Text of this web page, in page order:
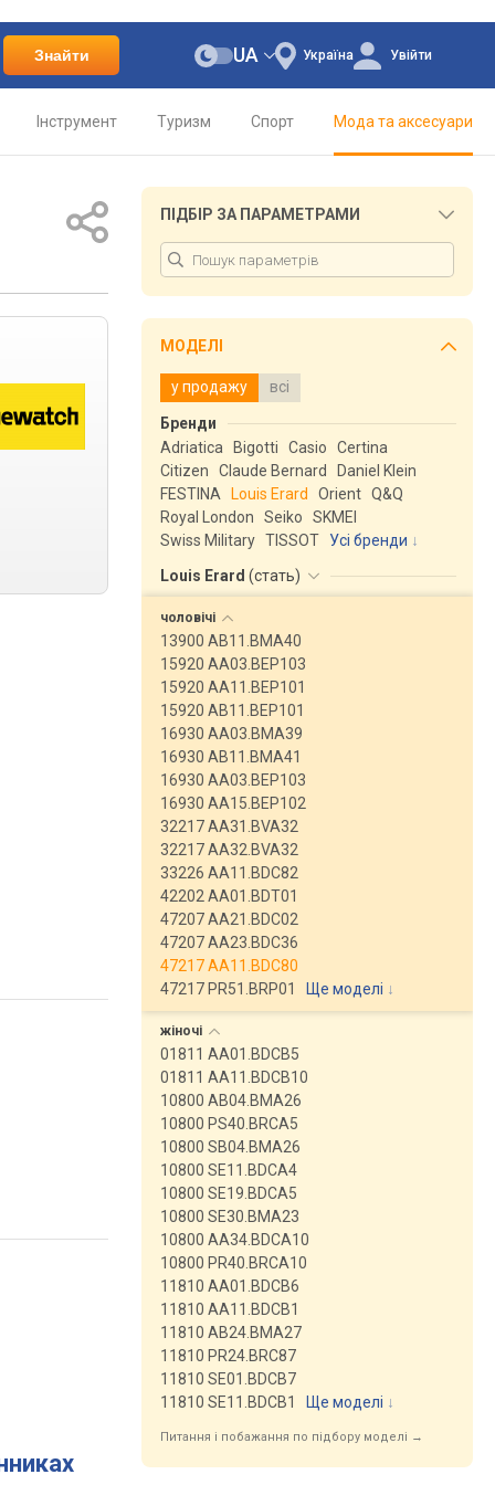
Знайти Україна
UA Увійти
Інструмент Туризм Спорт Мода та аксесуари
ПІДБІР ЗА ПАРАМЕТРАМИ
МОДЕЛІ
у продажу всі
Бренди
Adriatica
Bigotti Casio
Certina
Citizen
Claude Bernard
Daniel Klein
FESTINA
Louis Erard Orient Q&Q
Royal London
Seiko
SKMEI
Swiss Military TISSOT
Усі бренди
Louis Erard (стать)
чоловічі
13900 AB11.BMA40
15920 AA03.BEP103
15920 AA11.BEP101
15920 AB11.BEP101
16930 AA03.BMA39
16930 AB11.BMA41
16930 AA03.BEP103
16930 AA15.BEP102
32217 AA31.BVA32
32217 AA32.BVA32
33226 AA11.BDC82
42202 AA01.BDT01
47207 AA21.BDC02
47207 AA23.BDC36
47217 AA11.BDC80
47217 PR51.BRP01
Ще моделі ↓
жіночі
01811 AA01.BDCB5
01811 AA11.BDCB10
10800 AB04.BMA26
10800 PS40.BRCA5
10800 SB04.BMA26
10800 SE11.BDCA4
10800 SE19.BDCA5
10800 SE30.BMA23
10800 AA34.BDCA10
10800 PR40.BRCA10
11810 AA01.BDCB6
11810 AA11.BDCB1
11810 AB24.BMA27
11810 PR24.BRC87
11810 SE01.BDCB7
11810 SE11.BDCB1
Ще моделі ↓
Питання і побажання по підбору моделі →